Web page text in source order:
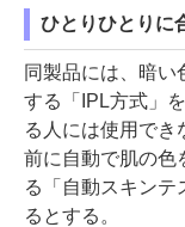
ひとりひとりに
同製品には、暗い
する「IPL方式」
る人には使用でき
前に自動で肌の色
る「自動スキンテ
るとする。